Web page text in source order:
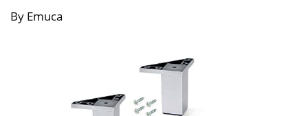
By Emuca